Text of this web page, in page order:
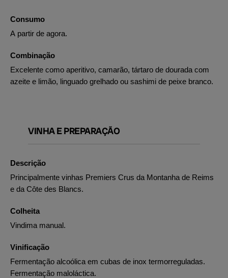
Consumo
A partir de agora.
Combinação
Excelente como aperitivo, camarão, tártaro de dourada com
azeite e limão, linguado grelhado ou sashimi de peixe branco.
VINHA E PREPARAÇÃO
Descrição
Principalmente vinhas Premiers Crus da Montanha de Reims
e da Côte des Blancs.
Colheita
Vindima manual.
Vinificação
Fermentação alcoólica em cubas de inox termorreguladas.
Fermentação maloláctica.